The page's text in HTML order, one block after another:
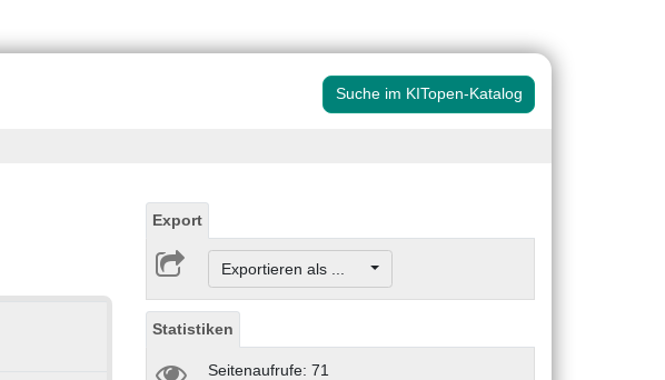
Suche im KITopen-Katalog
Export
Exportieren als ...
Statistiken
Seitenaufrufe: 71